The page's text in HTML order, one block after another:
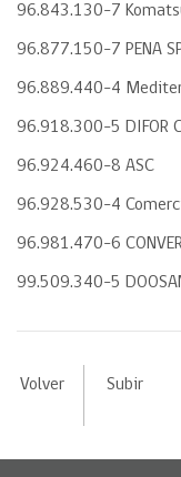
96.843.130-7
96.877.150-7 PENA
96.889.440-4
96.918.300-5 DIFOR
96.924.460-8 ASC
96.928.530-4
96.981.470-6
99.509.340-5
Volver Subir